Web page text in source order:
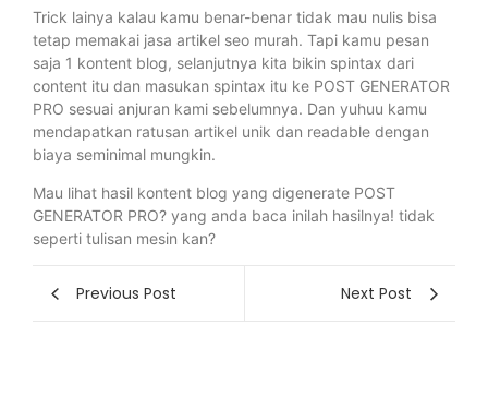
Trick lainya kalau kamu benar-benar tidak mau nulis bisa
tetap memakai jasa artikel seo murah. Tapi kamu pesan
saja 1 kontent blog, selanjutnya kita bikin spintax dari
content itu dan masukan spintax itu ke POST GENERATOR
PRO sesuai anjuran kami sebelumnya. Dan yuhuu kamu
mendapatkan ratusan artikel unik dan readable dengan
biaya seminimal mungkin.
Mau lihat hasil kontent blog yang digenerate POST
GENERATOR PRO? yang anda baca inilah hasilnya! tidak
seperti tulisan mesin kan?
Previous Post Next Post